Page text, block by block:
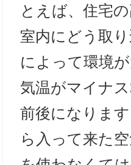
とえば、住宅
室内にどう取
によって環境
気温がマイナ
前後になりま
ら入って来た